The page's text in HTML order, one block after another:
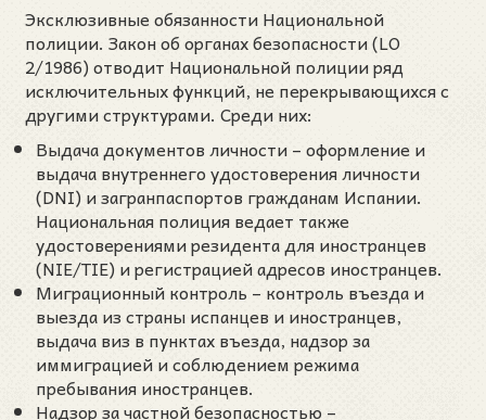
Эксклюзивные обязанности Национальной
полиции. Закон об органах безопасности (LO
2/1986) отводит Национальной полиции ряд
исключительных функций, не перекрывающихся с
другими структурами. Среди них:
Выдача документов личности – оформление и
выдача внутреннего удостоверения личности
(DNI) и загранпаспортов гражданам Испании.
Национальная полиция ведает также
удостоверениями резидента для иностранцев
(NIE/TIE) и регистрацией адресов иностранцев.
Миграционный контроль – контроль въезда и
выезда из страны испанцев и иностранцев,
выдача виз в пунктах въезда, надзор за
иммиграцией и соблюдением режима
пребывания иностранцев.
Надзор за частной безопасностью –